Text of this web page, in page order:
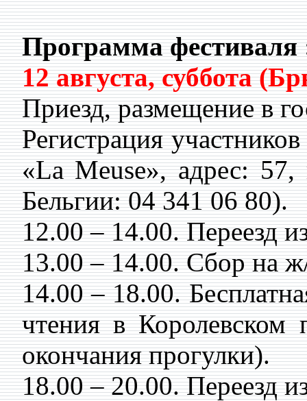
Программа фестиваля
12 августа, суббота
Приезд, размещение в
Регистрация
«La Meuse», адрес:
Бельгии: 04 341 06 80).
12.00 – 14.00. Переезд
13.00 – 14.00. Сбор на
14.00 – 18.00.
чтения в Королевском
окончания прогулки).
18.00 – 20.00. Переезд